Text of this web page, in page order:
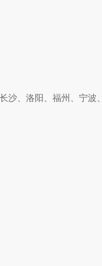
沙、洛阳、福州、宁波